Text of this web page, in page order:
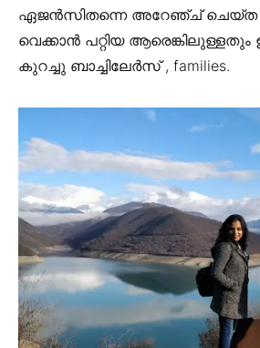
ഏജൻസിതന്നെ അറേഞ്ച് ചെയ്ത
വെക്കാൻ പറ്റിയ ആരെങ്കിലുള്ളതും
കുറച്ചു ബാച്ചിലേർസ് , families.